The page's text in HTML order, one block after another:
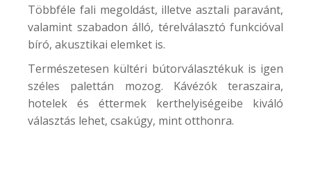
Többféle fali megoldást, illetve asztali paravánt,
valamint szabadon álló, térelválasztó funkcióval
bíró, akusztikai elemket is.
Természetesen kültéri bútorválasztékuk is igen
széles palettán mozog. Kávézók teraszaira,
hotelek és éttermek kerthelyiségeibe kiváló
választás lehet, csakúgy, mint otthonra.